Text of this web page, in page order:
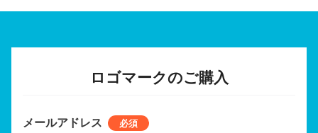
ロゴマークのご購入
メールアドレス